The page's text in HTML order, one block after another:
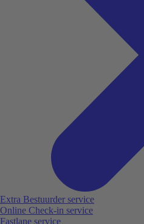
Extra Bestuurder service
Online Check-in service
Fastlane service